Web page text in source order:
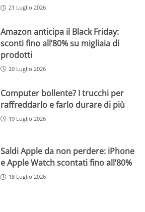
21 Luglio 2026
Amazon anticipa il Black Friday:
sconti fino all’80% su migliaia di
prodotti
20 Luglio 2026
Computer bollente? I trucchi per
raffreddarlo e farlo durare di più
19 Luglio 2026
Saldi Apple da non perdere: iPhone
e Apple Watch scontati fino all’80%
18 Luglio 2026